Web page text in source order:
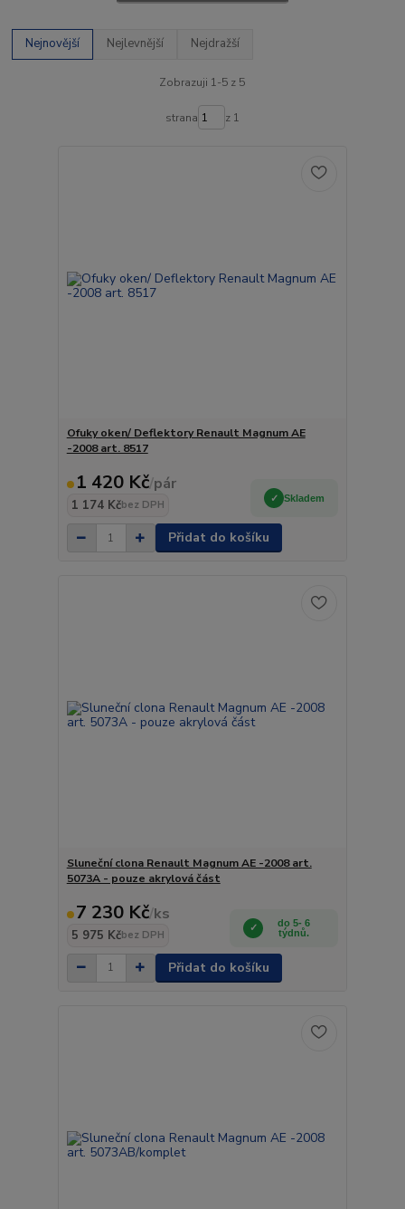
Nejnovější Nejlevnější Nejdražší
Zobrazuji 1-5 z 5
strana z 1
Ofuky oken/ Deflektory Renault Magnum AE
-2008 art. 8517
1 420 Kč/pár
1 174 Kčbez DPH
Skladem
Přidat do košíku
Sluneční clona Renault Magnum AE -2008 art.
5073A - pouze akrylová část
7 230 Kč/ks
5 975 Kčbez DPH
do 5- 6
týdnů.
Přidat do košíku